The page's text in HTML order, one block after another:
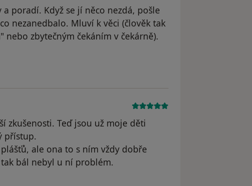
poradí. Když se jí něco nezdá, pošle
nezanedbalo. Mluví k věci (člověk tak
zbytečným čekáním v čekárně).
zkušenosti. Teď jsou už moje děti
přístup.
ale ona to s ním vždy dobře
bál nebyl u ní problém.
účet byl odstraněn